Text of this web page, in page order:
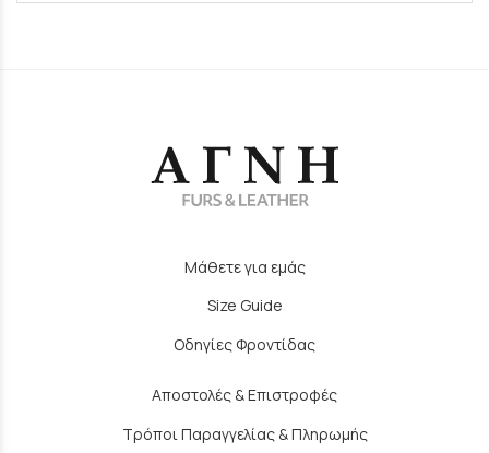
Μάθετε για εμάς
Size Guide
Οδηγίες Φροντίδας
Αποστολές & Επιστροφές
Τρόποι Παραγγελίας & Πληρωμής